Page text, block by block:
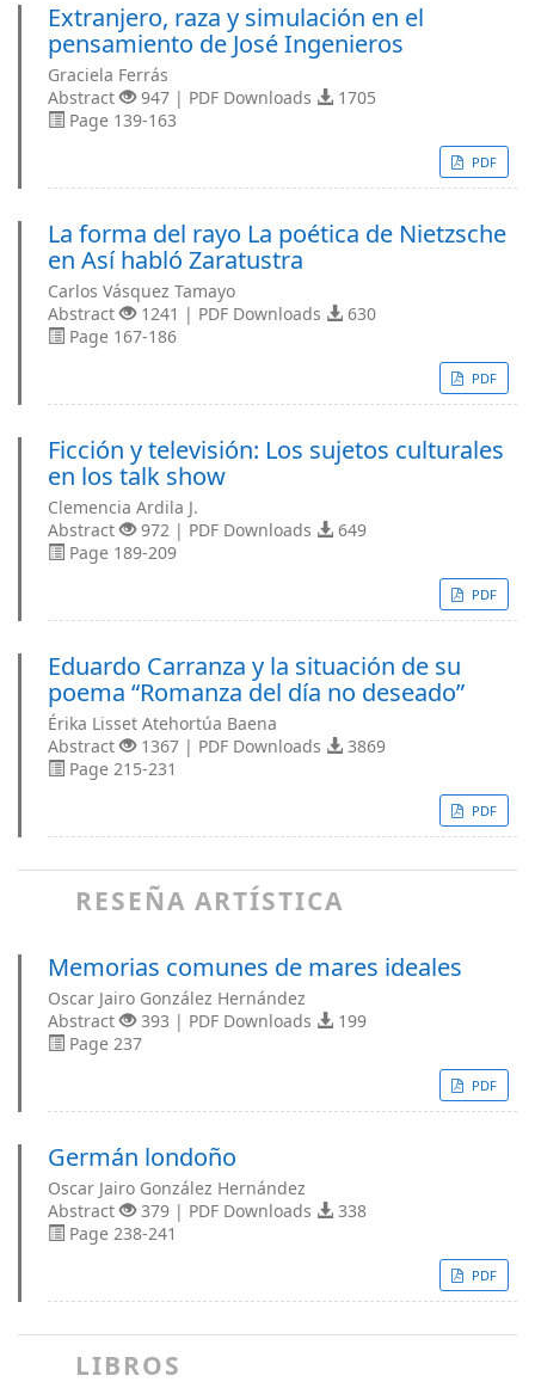
Extranjero, raza y simulación en el
pensamiento de José Ingenieros
Graciela Ferrás
Abstract
947 | PDF Downloads
1705
Page 139-163
PDF
La forma del rayo La poética de Nietzsche
en Así habló Zaratustra
Carlos Vásquez Tamayo
Abstract
1241 | PDF Downloads
630
Page 167-186
PDF
Ficción y televisión: Los sujetos culturales
en los talk show
Clemencia Ardila J.
Abstract
972 | PDF Downloads
649
Page 189-209
PDF
Eduardo Carranza y la situación de su
poema “Romanza del día no deseado”
Érika Lisset Atehortúa Baena
Abstract
1367 | PDF Downloads
3869
Page 215-231
PDF
RESEÑA ARTÍSTICA
Memorias comunes de mares ideales
Oscar Jairo González Hernández
Abstract
393 | PDF Downloads
199
Page 237
PDF
Germán londoño
Oscar Jairo González Hernández
Abstract
379 | PDF Downloads
338
Page 238-241
PDF
LIBROS